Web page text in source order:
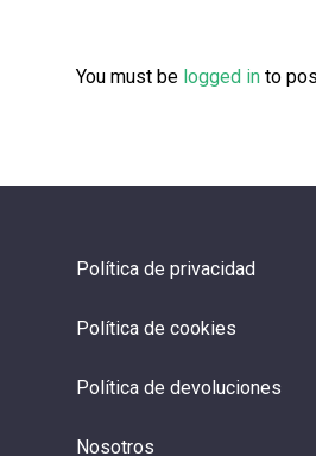
You must be logged in to
Política de privacidad
Política de cookies
Política de devoluciones
Nosotros